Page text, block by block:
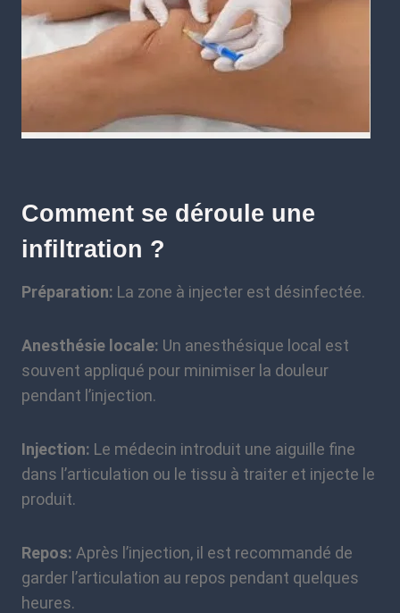
Comment se déroule une
infiltration ?
Préparation: La zone à injecter est désinfectée.
Anesthésie locale: Un anesthésique local est
souvent appliqué pour minimiser la douleur
pendant l’injection.
Injection: Le médecin introduit une aiguille fine
dans l’articulation ou le tissu à traiter et injecte le
produit.
Repos: Après l’injection, il est recommandé de
garder l’articulation au repos pendant quelques
heures.